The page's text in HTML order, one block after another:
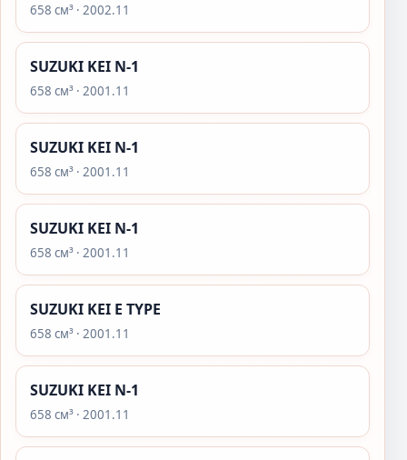
658 см³ · 2002.11
SUZUKI KEI N-1
658 см³ · 2001.11
SUZUKI KEI N-1
658 см³ · 2001.11
SUZUKI KEI N-1
658 см³ · 2001.11
SUZUKI KEI E TYPE
658 см³ · 2001.11
SUZUKI KEI N-1
658 см³ · 2001.11